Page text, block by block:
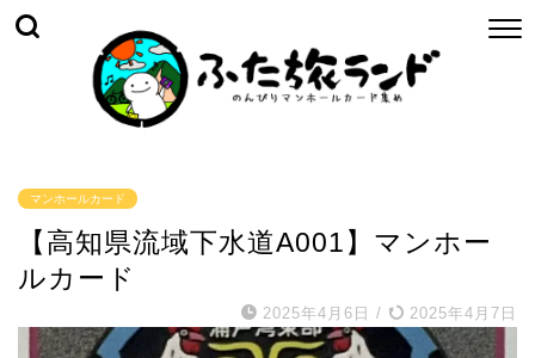
マンホールカード
【高知県流域下水道A001】マンホー
ルカード
2025年4月6日 / 2025年4月7日